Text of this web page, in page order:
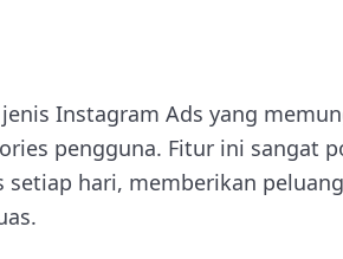
Instagram Ads yang
pengguna. Fitur ini sangat
setiap hari, memberikan